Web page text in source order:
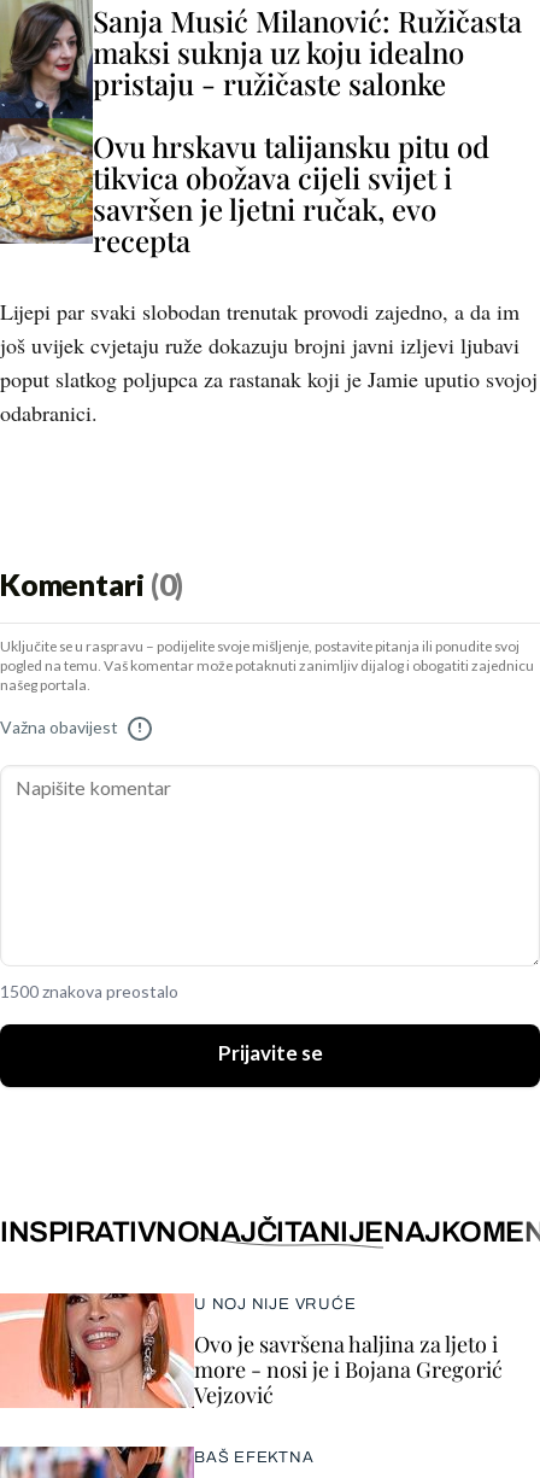
Sanja Musić Milanović: Ružičasta
maksi suknja uz koju idealno
pristaju - ružičaste salonke
Ovu hrskavu talijansku pitu od
tikvica obožava cijeli svijet i
savršen je ljetni ručak, evo
recepta
Lijepi par svaki slobodan trenutak provodi zajedno, a da im
još uvijek cvjetaju ruže dokazuju brojni javni izljevi ljubavi
poput slatkog poljupca za rastanak koji je Jamie uputio svojoj
odabranici.
Komentari (0)
Uključite se u raspravu – podijelite svoje mišljenje, postavite pitanja ili ponudite svoj
pogled na temu. Vaš komentar može potaknuti zanimljiv dijalog i obogatiti zajednicu
našeg portala.
Važna obavijest !
1500 znakova preostalo
Prijavite se
INSPIRATIVNONAJČITANIJE
U NOJ NIJE VRUĆE
Ovo je savršena haljina za ljeto i
more - nosi je i Bojana Gregorić
Vejzović
BAŠ EFEKTNA